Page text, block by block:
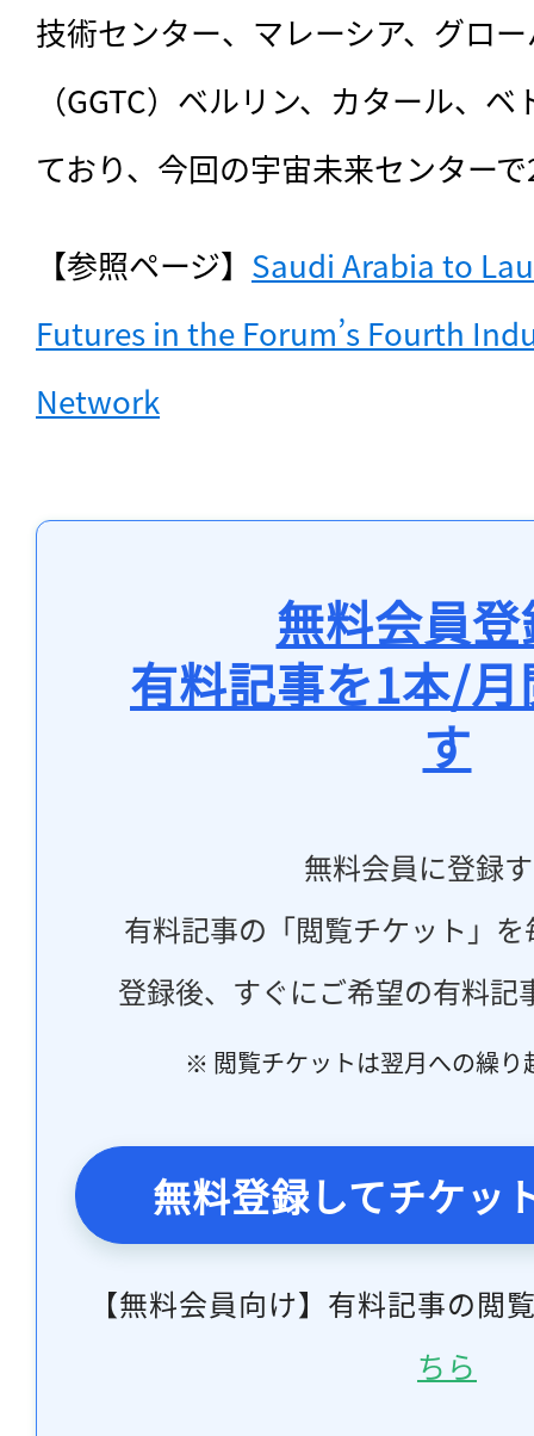
技術センター、マレーシア、グロ
（GGTC）ベルリン、カタール、
ており、今回の宇宙未来センター
【参照ページ】 Saudi Arabia to
Futures in the Forum’s Fourth
Network
無料会員
有料記事を1本/
す
無料会員に登録
有料記事の「閲覧チケット」
登録後、すぐにご希望の有料記
※ 閲覧チケットは翌月への繰り
無料登録してチケッ
【無料会員向け】有料記事の閲
ちら